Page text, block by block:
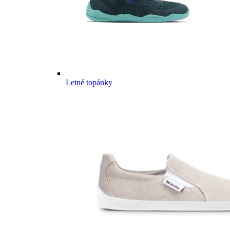
Letné topánky